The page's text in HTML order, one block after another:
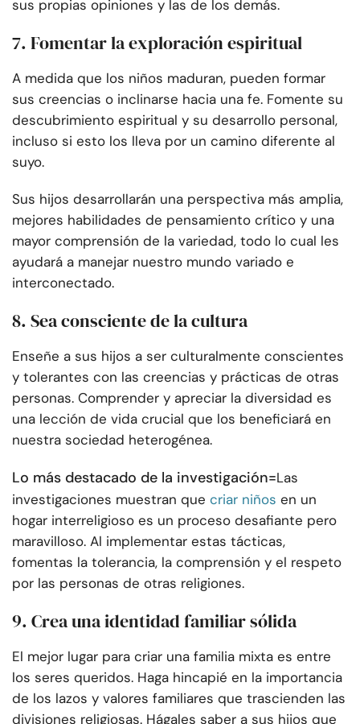
sus propias opiniones y las de los demás.
7. Fomentar la exploración espiritual
A medida que los niños maduran, pueden formar
sus creencias o inclinarse hacia una fe. Fomente su
descubrimiento espiritual y su desarrollo personal,
incluso si esto los lleva por un camino diferente al
suyo.
Sus hijos desarrollarán una perspectiva más amplia,
mejores habilidades de pensamiento crítico y una
mayor comprensión de la variedad, todo lo cual les
ayudará a manejar nuestro mundo variado e
interconectado.
8. Sea consciente de la cultura
Enseñe a sus hijos a ser culturalmente conscientes
y tolerantes con las creencias y prácticas de otras
personas. Comprender y apreciar la diversidad es
una lección de vida crucial que los beneficiará en
nuestra sociedad heterogénea.
Lo más destacado de la investigación=Las
investigaciones muestran que criar niños en un
hogar interreligioso es un proceso desafiante pero
maravilloso. Al implementar estas tácticas,
fomentas la tolerancia, la comprensión y el respeto
por las personas de otras religiones.
9. Crea una identidad familiar sólida
El mejor lugar para criar una familia mixta es entre
los seres queridos. Haga hincapié en la importancia
de los lazos y valores familiares que trascienden las
divisiones religiosas. Hágales saber a sus hijos que